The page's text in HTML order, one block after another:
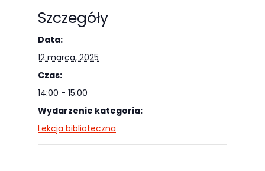
Szczegóły
Data:
12 marca, 2025
Czas:
14:00 - 15:00
Wydarzenie kategoria:
Lekcja biblioteczna
Doświadczenie
Aby nasza
strona
najlepiej
podczas
twojego